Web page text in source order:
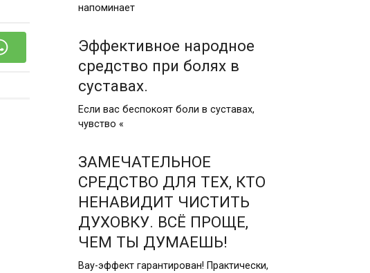
напоминает
Эффективное народное
средство при болях в
суставах.
Если вас беспокоят боли в суставах,
чувство «
ЗАМЕЧАТЕЛЬНОЕ
СРЕДСТВО ДЛЯ ТЕХ, КТО
НЕНАВИДИТ ЧИСТИТЬ
ДУХОВКУ. ВСЁ ПРОЩЕ,
ЧЕМ ТЫ ДУМАЕШЬ!
Вау-эффект гарантирован! Практически,